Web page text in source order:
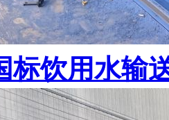
标饮用水输